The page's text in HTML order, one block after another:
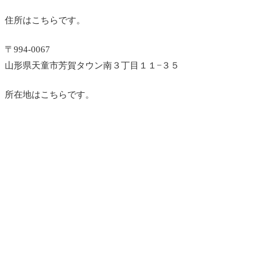
住所はこちらです。
〒994-0067
山形県天童市芳賀タウン南３丁目１１−３５
所在地はこちらです。